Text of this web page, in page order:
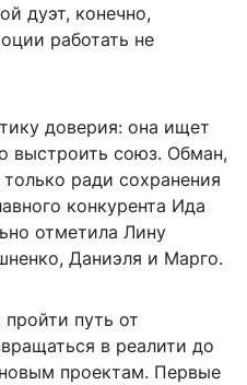
дуэт, конечно,
работать не
доверия: она ищет
выстроить союз. Обман,
ради сохранения
конкурента Ида
отметила Лину
Даниэля и Марго.
путь от
в реалити до
проектам. Первые